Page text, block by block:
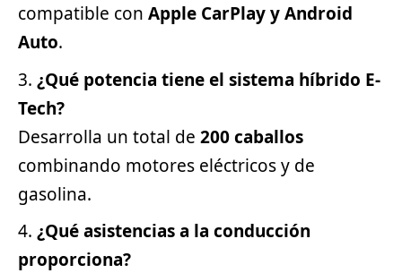
compatible con Apple CarPlay y Android
Auto.
¿Qué potencia tiene el sistema híbrido E-
Tech?
Desarrolla un total de 200 caballos
combinando motores eléctricos y de
gasolina.
¿Qué asistencias a la conducción
proporciona?